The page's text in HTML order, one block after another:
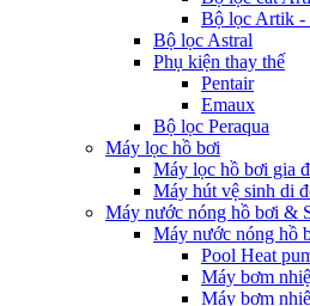
Bộ lọc Artik -
Bộ lọc Astral
Phụ kiện thay thế
Pentair
Emaux
Bộ lọc Peraqua
Máy lọc hồ bơi
Máy lọc hồ bơi gia
Máy hút vệ sinh di
Máy nước nóng hồ bơi &
Máy nước nóng hồ
Pool Heat
Máy bơm
Máy bơm